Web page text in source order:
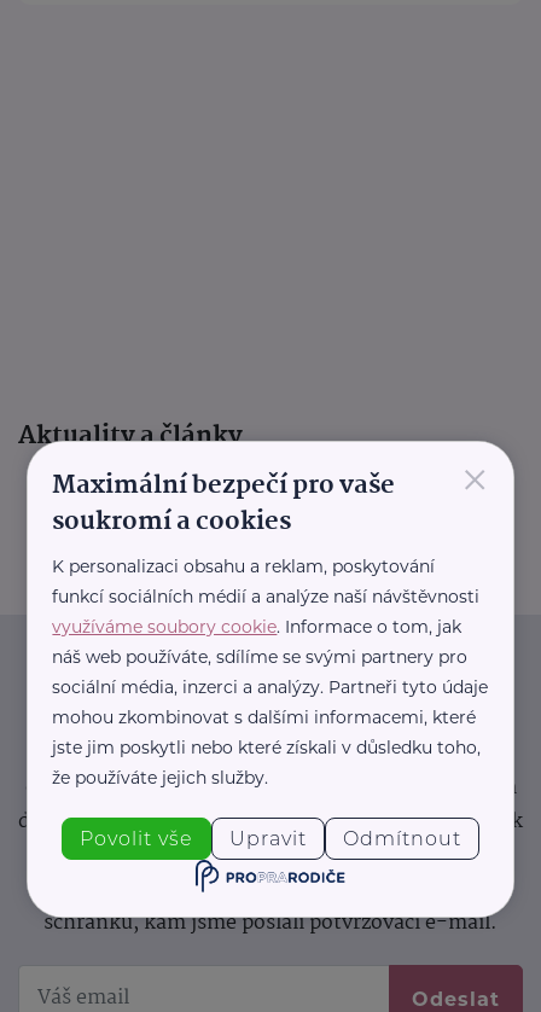
Aktuality a články
Informace(nejen)pro
prarodiče
Přihlaste se k odběru novinek a buďte v obraze bez
ohledu na počet svíček na vašem dortu. Pokud nám
dáte svůj e-mail, slibujeme, že jej budeme používat k
zasílání důležitých nebo zajímavých
Prosíme, zkontrolujte si svoji emailovou
schránku, kam jsme poslali potvrzovací e-mail.
Odeslat
×
Maximální bezpečí pro vaše
soukromí a cookies
K personalizaci obsahu a reklam, poskytování
funkcí sociálních médií a analýze naší návštěvnosti
využíváme soubory cookie. Informace o tom, jak
náš web používáte, sdílíme se svými partnery pro
sociální média, inzerci a analýzy. Partneři tyto údaje
mohou zkombinovat s dalšími informacemi, které
jste jim poskytli nebo které získali v důsledku toho,
že používáte jejich služby.
Povolit vše Upravit Odmítnout